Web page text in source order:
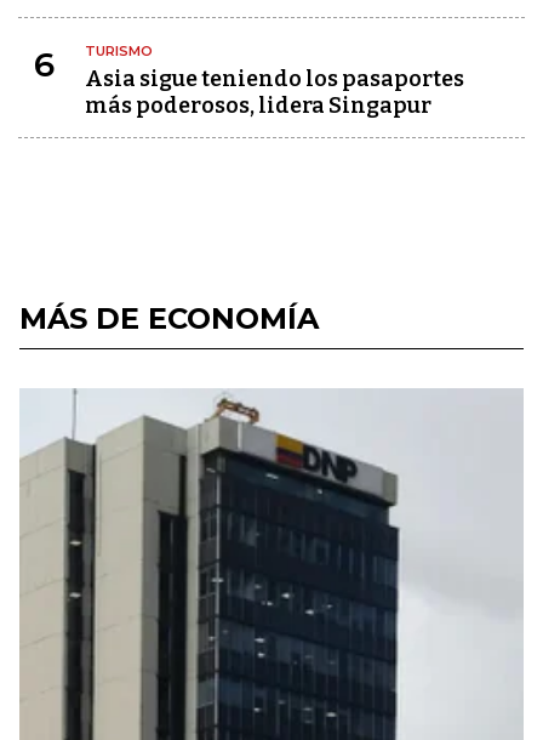
6 TURISMO
Asia sigue teniendo los pasaportes
más poderosos, lidera Singapur
MÁS DE ECONOMÍA